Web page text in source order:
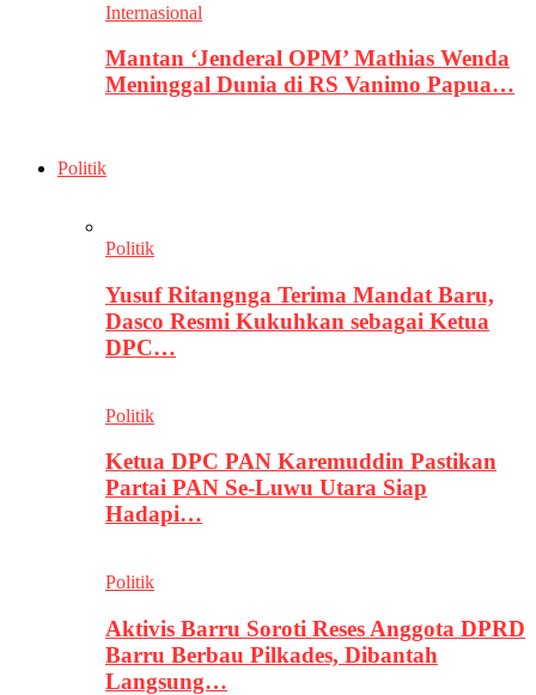
Internasional
Mantan ‘Jenderal OPM’ Mathias Wenda
Meninggal Dunia di RS Vanimo Papua…
Politik
Politik
Yusuf Ritangnga Terima Mandat Baru,
Dasco Resmi Kukuhkan sebagai Ketua
DPC…
Politik
Ketua DPC PAN Karemuddin Pastikan
Partai PAN Se-Luwu Utara Siap
Hadapi…
Politik
Aktivis Barru Soroti Reses Anggota DPRD
Barru Berbau Pilkades, Dibantah
Langsung…